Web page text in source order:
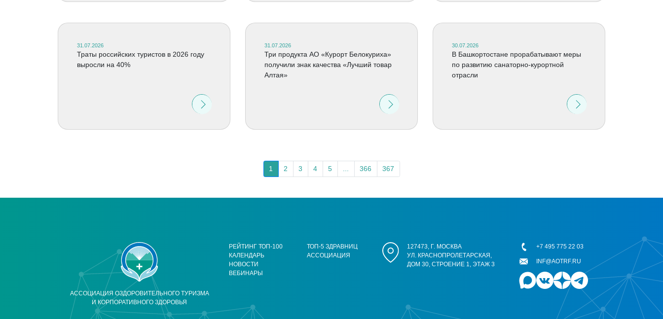
31.07.2026
Траты российских туристов в 2026 году
выросли на 40%
31.07.2026
Три продукта АО «Курорт Белокуриха»
получили знак качества «Лучший товар
Алтая»
30.07.2026
В Башкортостане прорабатывают меры
по развитию санаторно-курортной
отрасли
1 2 3 4 5 366 367
АССОЦИАЦИЯ ОЗДОРОВИТЕЛЬНОГО ТУРИЗМА
И КОРПОРАТИВНОГО ЗДОРОВЬЯ
РЕЙТИНГ ТОП-100
КАЛЕНДАРЬ
НОВОСТИ
ВЕБИНАРЫ
ТОП-5 ЗДРАВНИЦ
АССОЦИАЦИЯ
127473, Г. МОСКВА
УЛ. КРАСНОПРОЛЕТАРСКАЯ,
ДОМ 30, СТРОЕНИЕ 1, ЭТАЖ 3
+7 495 775 22 03
INF@AOTRF.RU